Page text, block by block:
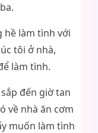
hề làm tình với
tôi ở nhà,
làm tình.
đến giờ tan
về nhà ăn cơm
muốn làm tình